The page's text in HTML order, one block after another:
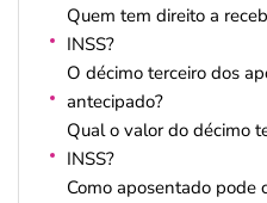
Quem tem direito a
INSS?
O décimo terceiro dos
antecipado?
Qual o valor do décimo
INSS?
Como aposentado pode